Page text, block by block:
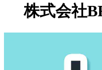
株式会社